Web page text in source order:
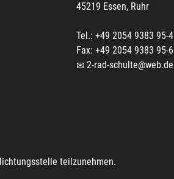
45219 Essen, Ruhr
Tel.: +49 2054 9383 95-4
Fax: +49 2054 9383 95-6
2-rad-schulte@web.de
teilzunehmen.